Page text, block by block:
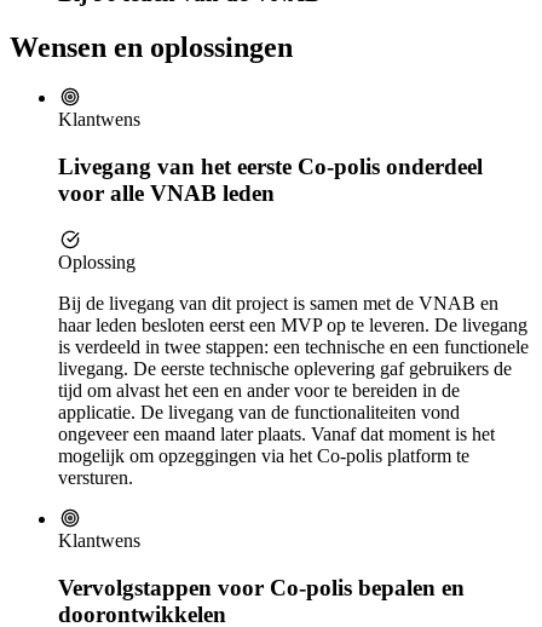
Wensen en oplossingen
Klantwens
Livegang van het eerste Co-polis onderdeel
voor alle VNAB leden
Oplossing
Bij de livegang van dit project is samen met de VNAB en
haar leden besloten eerst een MVP op te leveren. De livegang
is verdeeld in twee stappen: een technische en een functionele
livegang. De eerste technische oplevering gaf gebruikers de
tijd om alvast het een en ander voor te bereiden in de
applicatie. De livegang van de functionaliteiten vond
ongeveer een maand later plaats. Vanaf dat moment is het
mogelijk om opzeggingen via het Co-polis platform te
versturen.
Klantwens
Vervolgstappen voor Co-polis bepalen en
doorontwikkelen